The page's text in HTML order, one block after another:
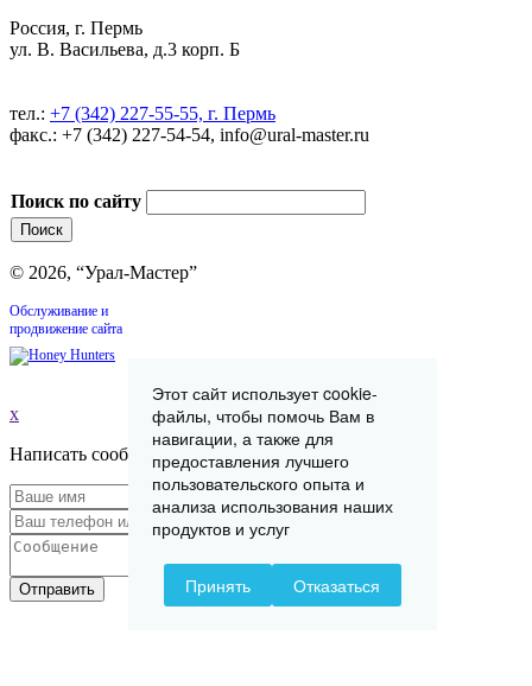
Россия, г. Пермь
ул. В. Васильева, д.3 корп. Б
тел.: +7 (342) 227-55-55, г. Пермь
факс.: +7 (342) 227-54-54, info@ural-master.ru
Поиск по сайту
© 2026, “Урал-Мастер”
Обслуживание и
продвижение сайта
x
Написать сообщение
Отправить
Этот сайт использует cookie-
файлы, чтобы помочь Вам в
навигации, а также для
предоставления лучшего
пользовательского опыта и
анализа использования наших
продуктов и услуг
Принять Отказаться